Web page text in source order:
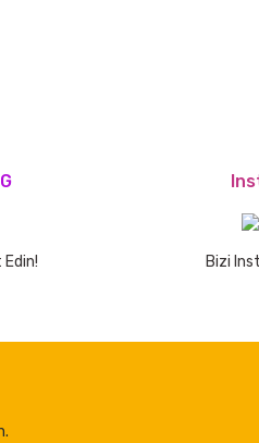
Bizi